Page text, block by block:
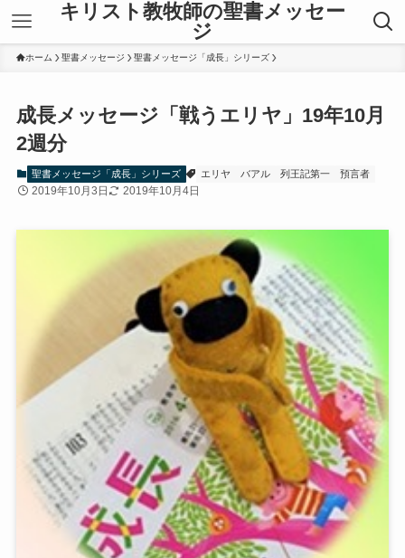
キリスト教牧師の聖書メッセー
ジ
ホーム 聖書メッセージ 聖書メッセージ「成長」シリーズ
成長メッセージ「戦うエリヤ」19年10月
2週分
聖書メッセージ「成長」シリーズ エリヤ バアル 列王記第一 預言者
2019年10月3日 2019年10月4日